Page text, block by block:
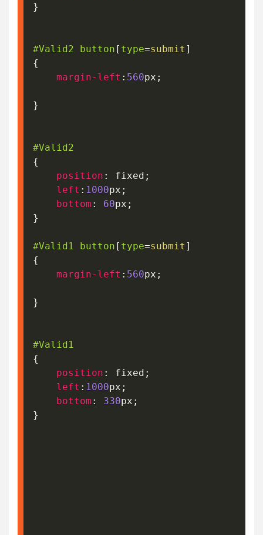
}
#Valid2 button [ type=submit ]
{
margin-left : 560px ;
}
#Valid2
{
position : fixed ;
left : 1000px ;
bottom : 60px ;
}
#Valid1 button [ type=submit ]
{
margin-left : 560px ;
}
#Valid1
{
position : fixed ;
left : 1000px ;
bottom : 330px ;
}